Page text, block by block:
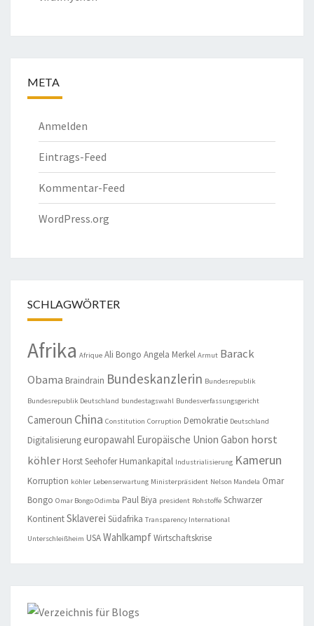
META
Anmelden
Eintrags-Feed
Kommentar-Feed
WordPress.org
SCHLAGWÖRTER
Afrika Afrique Ali Bongo Angela Merkel Armut Barack
Obama Braindrain Bundeskanzlerin Bundesrepublik
Bundesrepublik Deutschland bundestagswahl Bundesverfassungsgericht
Cameroun China Constitution Corruption Demokratie Deutschland
Digitalisierungeuropawahl Europäische Union Gabon horst
köhler Horst Seehofer Humankapital Industrialisierung Kamerun
Korruption köhler Lebenserwartung Ministerpräsident Nelson Mandela Omar
Bongo Omar Bongo Odimba Paul Biya president Rohstoffe Schwarzer
KontinentSklaverei Südafrika Transparency International
Unterschleißheim USAWahlkampfWirtschaftskrise